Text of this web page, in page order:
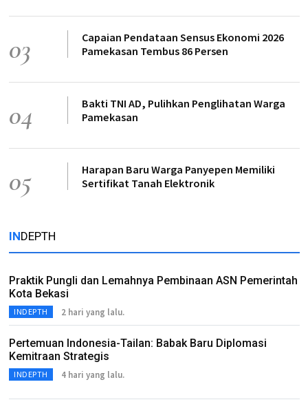
03
Capaian Pendataan Sensus Ekonomi 2026
Pamekasan Tembus 86 Persen
04
Bakti TNI AD, Pulihkan Penglihatan Warga
Pamekasan
05
Harapan Baru Warga Panyepen Memiliki
Sertifikat Tanah Elektronik
INDEPTH
Praktik Pungli dan Lemahnya Pembinaan ASN Pemerintah
Kota Bekasi
INDEPTH 2 hari yang lalu.
Pertemuan Indonesia-Tailan: Babak Baru Diplomasi
Kemitraan Strategis
INDEPTH 4 hari yang lalu.